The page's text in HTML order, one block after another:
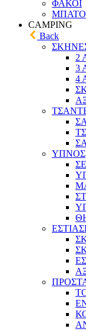
ΦΑΚΟΙ
CAMPING
Back
2
3
4
ΥΠΝΟΣ